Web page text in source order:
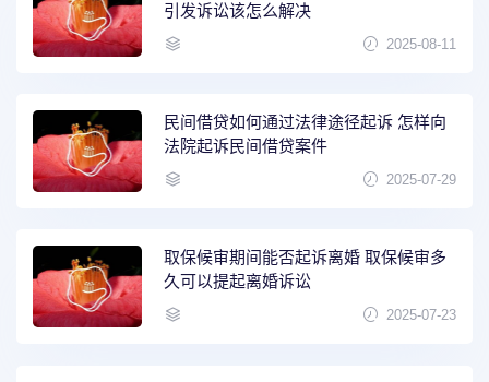
引发诉讼该怎么解决
2025-08-11
民间借贷如何通过法律途径起诉 怎样向
法院起诉民间借贷案件
2025-07-29
取保候审期间能否起诉离婚 取保候审多
久可以提起离婚诉讼
2025-07-23